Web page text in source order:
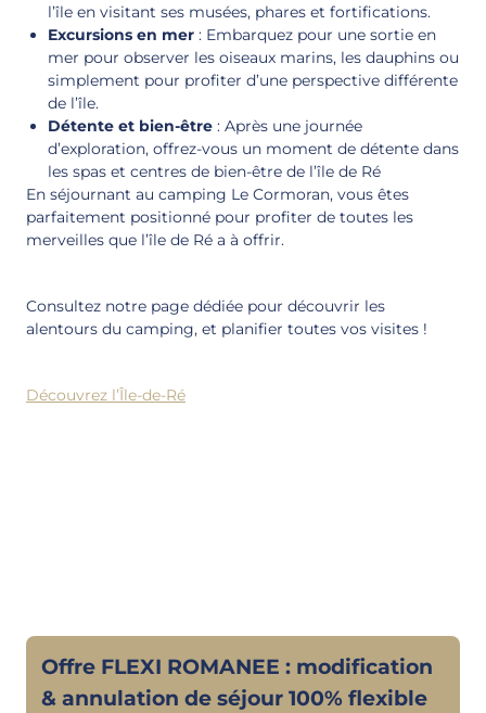
l’île en visitant ses musées, phares et fortifications.
Excursions en mer : Embarquez pour une sortie en
mer pour observer les oiseaux marins, les dauphins ou
simplement pour profiter d’une perspective différente
de l’île.
Détente et bien-être : Après une journée
d’exploration, offrez-vous un moment de détente dans
les spas et centres de bien-être de l’île de Ré
En séjournant au camping Le Cormoran, vous êtes
parfaitement positionné pour profiter de toutes les
merveilles que l’île de Ré a à offrir.
Consultez notre page dédiée pour découvrir les
alentours du camping, et planifier toutes vos visites !
Découvrez l’Île-de-Ré
Offre FLEXI ROMANEE : modification
& annulation de séjour 100% flexible